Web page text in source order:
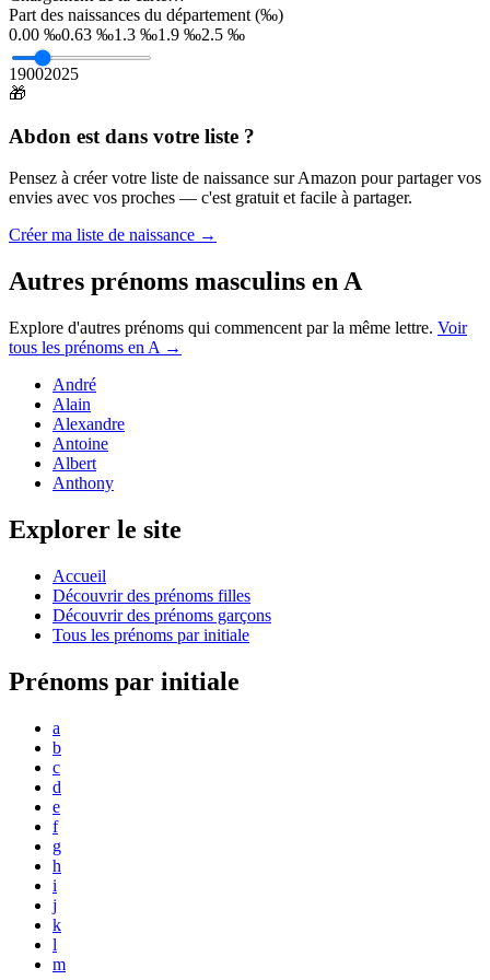
Part des naissances du département (‰)
0.00 ‰0.63 ‰1.3 ‰1.9 ‰2.5 ‰
19002025
🎁
Abdon est dans votre liste ?
Pensez à créer votre liste de naissance sur Amazon pour partager vos
envies avec vos proches — c'est gratuit et facile à partager.
Créer ma liste de naissance →
Autres prénoms masculins en A
Explore d'autres prénoms qui commencent par la même lettre. Voir
tous les prénoms en A →
André
Alain
Alexandre
Antoine
Albert
Anthony
Explorer le site
Accueil
Découvrir des prénoms filles
Découvrir des prénoms garçons
Tous les prénoms par initiale
Prénoms par initiale
a
b
c
d
e
f
g
h
i
j
k
l
m